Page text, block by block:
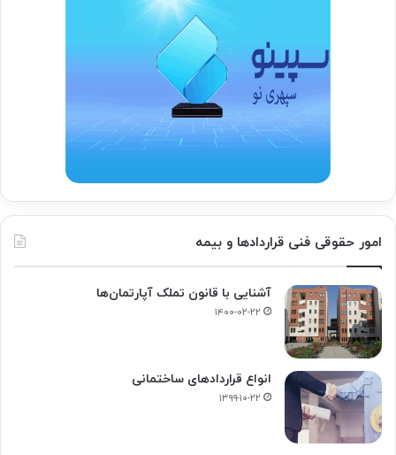
امور حقوقی فنی قراردادها و بیمه
آشنایی با قانون تملک آپارتمان‌ها
۱۴۰۰-۰۲-۲۲
انواع قراردادهای ساختمانی
۱۳۹۹-۱۰-۲۲